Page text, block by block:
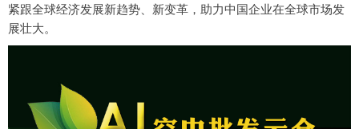
紧跟全球经济发展新趋势、新变革，助力中国企业在全球市场发
展壮大。